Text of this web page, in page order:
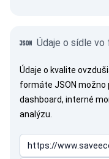
Údaje o sídle vo
Údaje o kvalite
formáte JSON
dashboard, interné
analýzu.